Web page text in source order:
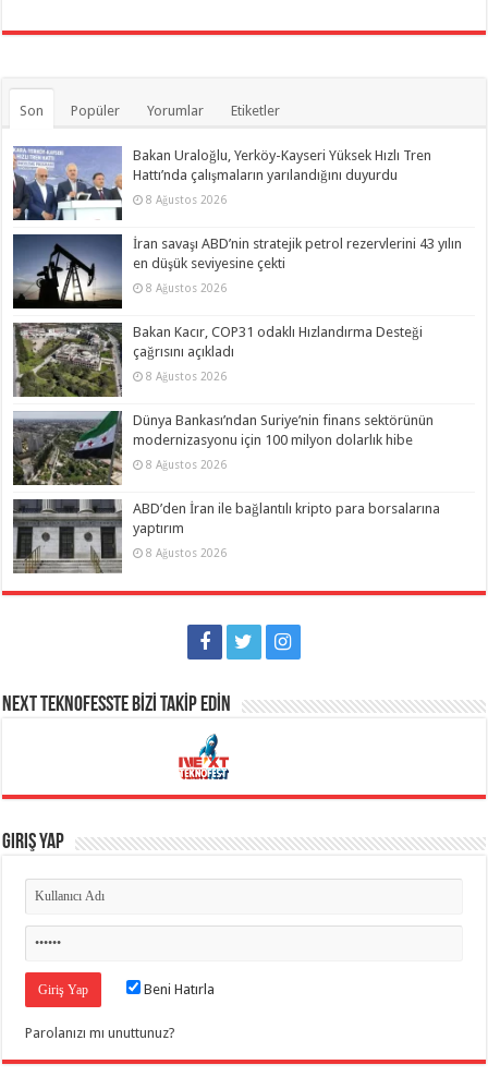
Son Popüler Yorumlar Etiketler
Bakan Uraloğlu, Yerköy-Kayseri Yüksek Hızlı Tren
Hattı’nda çalışmaların yarılandığını duyurdu
8 Ağustos 2026
İran savaşı ABD’nin stratejik petrol rezervlerini 43 yılın
en düşük seviyesine çekti
8 Ağustos 2026
Bakan Kacır, COP31 odaklı Hızlandırma Desteği
çağrısını açıkladı
8 Ağustos 2026
Dünya Bankası’ndan Suriye’nin finans sektörünün
modernizasyonu için 100 milyon dolarlık hibe
8 Ağustos 2026
ABD’den İran ile bağlantılı kripto para borsalarına
yaptırım
8 Ağustos 2026
NEXT TEKNOFESSTE BİZİ TAKİP EDİN
Giriş Yap
Beni Hatırla
Parolanızı mı unuttunuz?